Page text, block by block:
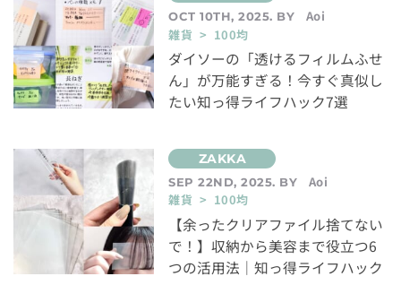
OCT 10TH, 2025. BY
Aoi
雑貨 > 100均
ダイソーの「透けるフィルムふせ
ん」が万能すぎる！今すぐ真似し
たい知っ得ライフハック7選
SEP 22ND, 2025. BY
Aoi
雑貨 > 100均
【余ったクリアファイル捨てない
で！】収納から美容まで役立つ6
つの活用法｜知っ得ライフハック